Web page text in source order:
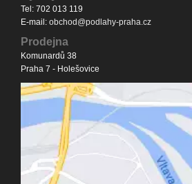
Tel: 702 013 119
E-mail: obchod@podlahy-praha.cz
Prodejna
Komunardů 38
Praha 7 - Holešovice